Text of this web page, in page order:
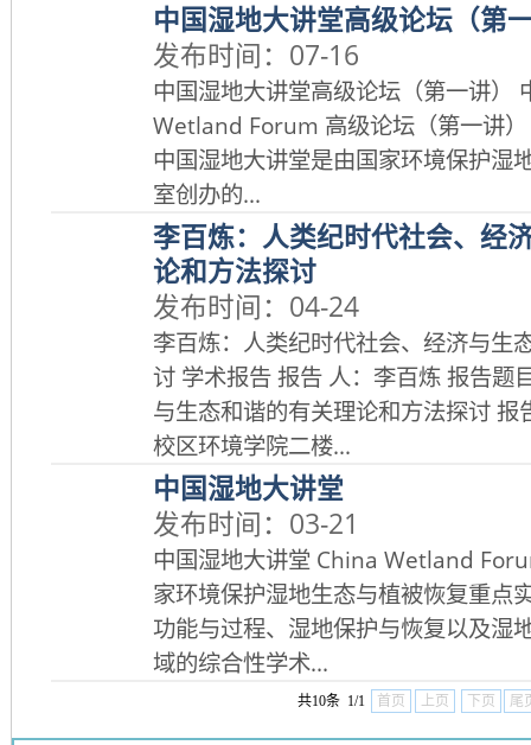
中国湿地大讲堂高级论坛（第
发布时间：07-16
中国湿地大讲堂高级论坛（第一讲）
Wetland Forum 高级论坛（第一讲
中国湿地大讲堂是由国家环境保护湿
室创办的...
李百炼：人类纪时代社会、经
论和方法探讨
发布时间：04-24
李百炼：人类纪时代社会、经济与生
讨 学术报告 报告 人：李百炼 报告题
与生态和谐的有关理论和方法探讨
校区环境学院二楼...
中国湿地大讲堂
发布时间：03-21
中国湿地大讲堂 China Wetland
家环境保护湿地生态与植被恢复重点
功能与过程、湿地保护与恢复以及湿
域的综合性学术...
共10条 1/1 首页 上页 下页 尾